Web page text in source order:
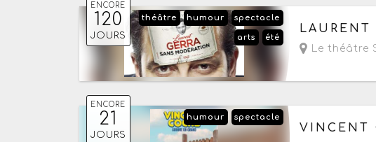
ENCORE
120
JOURS
spectacle
humour
théâtre
été
arts
Du vendredi
LAURENT
Le théâtre
ENCORE
21
JOURS
spectacle
humour
Du jeudi 23
VINCENT